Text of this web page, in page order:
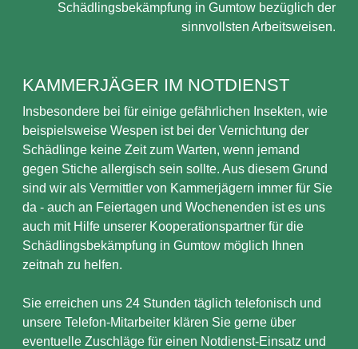
Schädlingsbekämpfung in Gumtow bezüglich der
sinnvollsten Arbeitsweisen.
KAMMERJÄGER IM NOTDIENST
Insbesondere bei für einige gefährlichen Insekten, wie
beispielsweise Wespen ist bei der Vernichtung der
Schädlinge keine Zeit zum Warten, wenn jemand
gegen Stiche allergisch sein sollte. Aus diesem Grund
sind wir als Vermittler von Kammerjägern immer für Sie
da - auch an Feiertagen und Wochenenden ist es uns
auch mit Hilfe unserer Kooperationspartner für die
Schädlingsbekämpfung in Gumtow möglich Ihnen
zeitnah zu helfen.
Sie erreichen uns 24 Stunden täglich telefonisch und
unsere Telefon-Mitarbeiter klären Sie gerne über
eventuelle Zuschläge für einen Notdienst-Einsatz und